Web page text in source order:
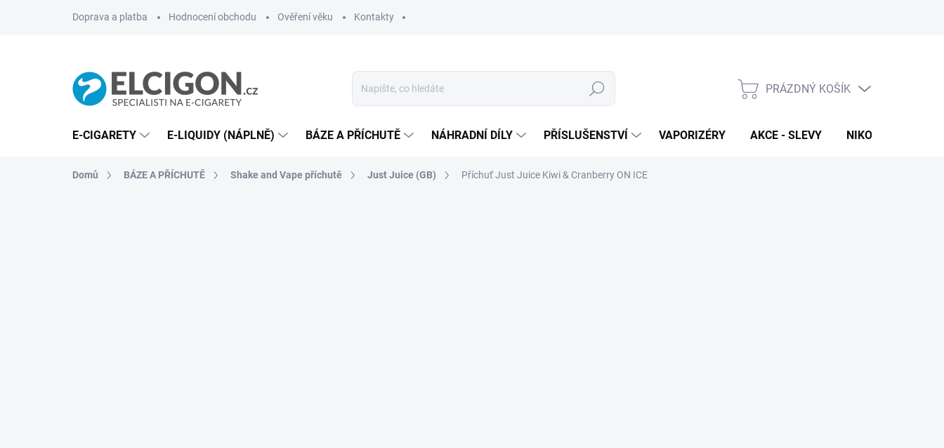
Doprava a platba Hodnocení obchodu Ověření věku Kontakty
Hledat
NÁKUPNÍ
PRÁZDNÝ KOŠÍK
E-CIGARETY E-LIQUIDY (NÁPLNĚ) BÁZE A PŘÍCHUTĚ NÁHRADNÍ DÍLY PŘÍSLUŠENSTVÍ VAPORIZÉRY AKCE - SLEVY NIKOTINOVÉ
Domů BÁZE A PŘÍCHUTĚ Shake and Vape příchutě Just Juice (GB) Příchuť Just Juice Kiwi & Cranberry ON ICE